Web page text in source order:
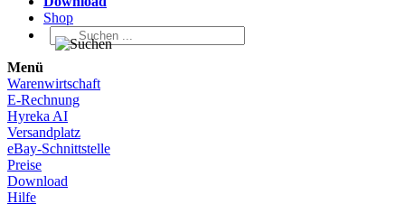
Shop
Menü
Warenwirtschaft
E-Rechnung
Hyreka AI
Versandplatz
eBay-Schnittstelle
Preise
Download
Hilfe